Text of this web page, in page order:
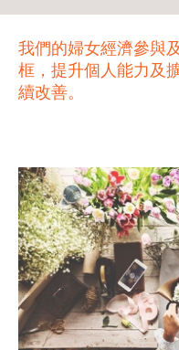
我們的婦女經濟參與
框，提升個人能力及
續改善。